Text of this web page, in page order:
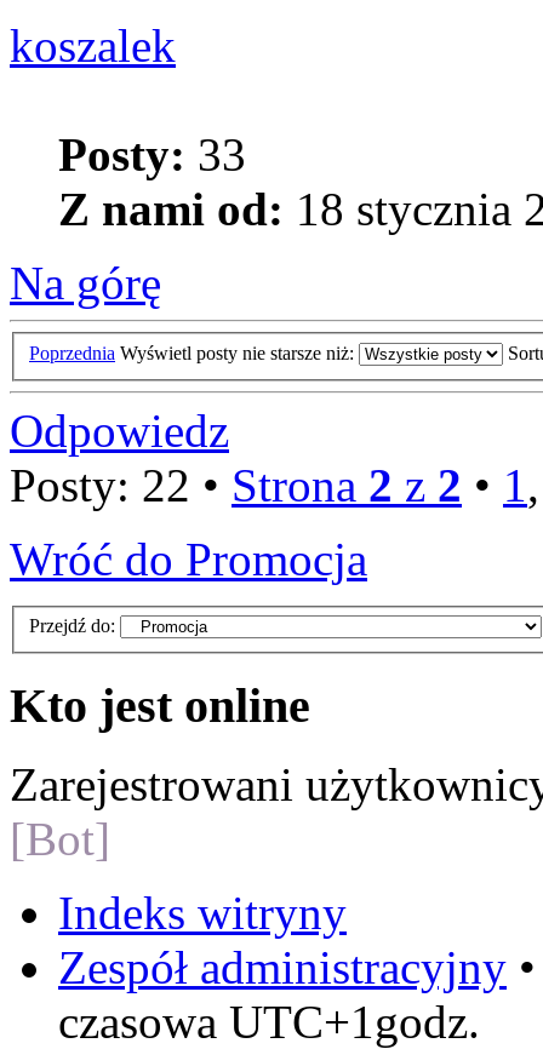
koszalek
Posty: 33
Z nami od: 18 stycznia
Na górę
Poprzednia Wyświetl posty nie starsze niż:
Odpowiedz
Posty: 22 • Strona 2 z 2 • 1
Wróć do Promocja
Przejdź do:
Kto jest online
Zarejestrowani
[Bot]
Indeks witryny
Zespół administracyjny
czasowa UTC+1godz.